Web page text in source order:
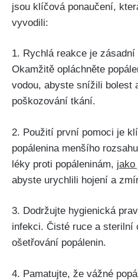
jsou‍ klíčová ponaučení,
vyvodili:
1.⁤ Rychlá ‍reakce je zásadní
Okamžitě opláchněte
‍vodou, ​abyste⁢ snížili bolest
‍poškozování tkání.
2. Použití první ‍pomoci je
popálenina menšího
léky proti popáleninám, jako
abyste urychlili ⁢hojení ‌a
3. Dodržujte hygienická
infekci. ⁣Čisté ruce a sterilní
ošetřování popálenin.
4. Pamatujte, že⁤ vážné